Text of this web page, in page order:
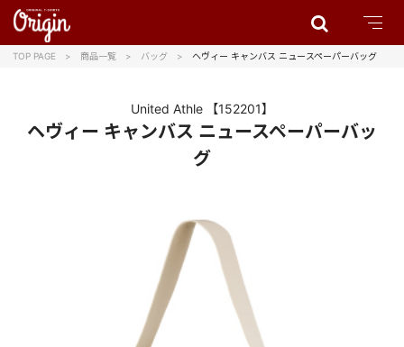
TOP PAGE 商品一覧 バッグ ヘヴィー キャンバス ニュースペーパーバッグ
United Athle 【152201】
ヘヴィー キャンバス ニュースペーパーバッ
グ